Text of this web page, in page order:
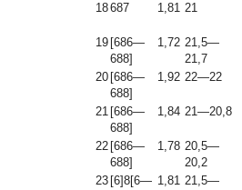
18687 1,81 21
19 [686—
688]
1,72 21,5—
21,7
20 [686—
688]
1,92 22—22
21 [686—
688]
1,84 21—20,8
22 [686—
688]
1,78 20,5—
20,2
23 [6]8[6— 1,81 21,5—